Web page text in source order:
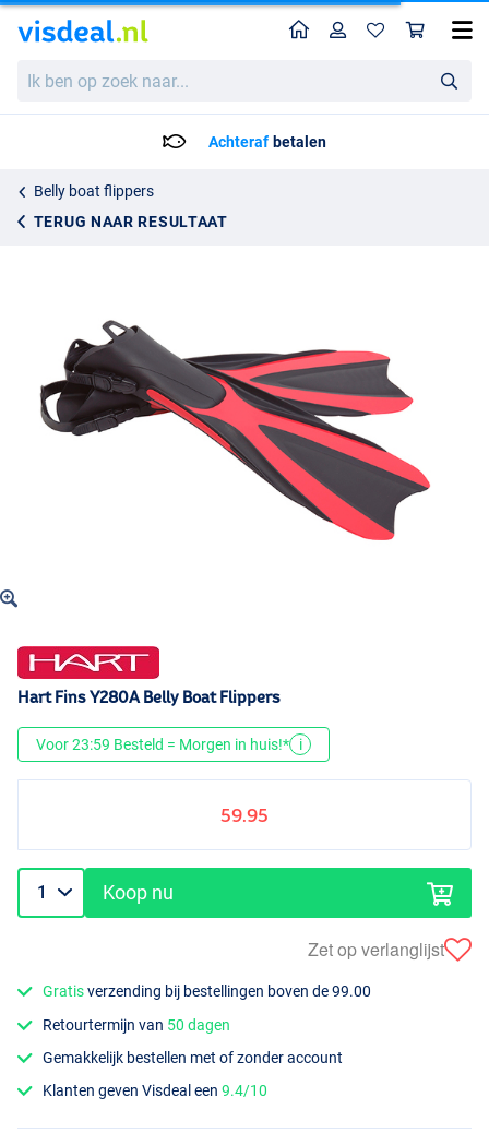
ben
HomeProfiel
Achteraf betalen
Belly boat flippers
TERUG NAAR RESULTAAT
Hart Fins Y280A Belly Boat Flippers
Hart Fins Y280A Belly Boat Flippers
Voor 23:59 Besteld = Morgen in huis!* i
59.95
Koop nu
Zet op verlanglijst
Gratisverzending bij bestellingen boven de 99.00
Retourtermijn van 50 dagen
Gemakkelijk bestellen met of zonder account
Klanten geven Visdeal een9.4/10